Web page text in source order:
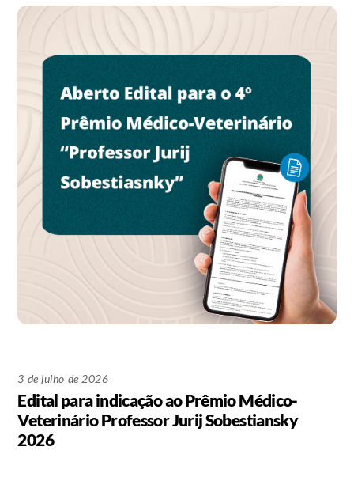
3 de julho de 2026
Edital para indicação ao Prêmio Médico-
Veterinário Professor Jurij Sobestiansky
2026